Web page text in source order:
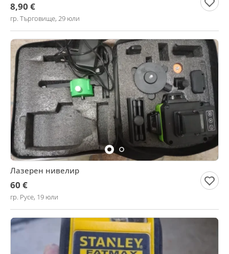
8,90 €
гр. Търговище, 29 юли
Лазерен нивелир
60 €
гр. Русе, 19 юли